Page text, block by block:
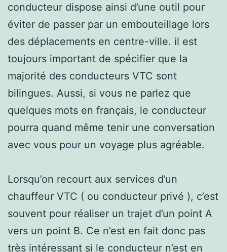
conducteur dispose ainsi d’une outil pour
éviter de passer par un embouteillage lors
des déplacements en centre-ville. il est
toujours important de spécifier que la
majorité des conducteurs VTC sont
bilingues. Aussi, si vous ne parlez que
quelques mots en français, le conducteur
pourra quand même tenir une conversation
avec vous pour un voyage plus agréable.
Lorsqu’on recourt aux services d’un
chauffeur VTC ( ou conducteur privé ), c’est
souvent pour réaliser un trajet d’un point A
vers un point B. Ce n’est en fait donc pas
très intéressant si le conducteur n’est en